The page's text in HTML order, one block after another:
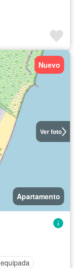
Ver foto
Nuevo
Apartamento